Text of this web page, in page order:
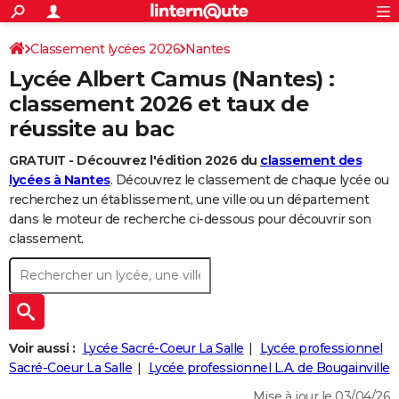
ACTUALITÉS
Politique
Société
Faits Divers
Education
Monde
Villes
+
SPORT
Coupe du monde 2026
Football
Tennis
Cyclisme
Rugby
Forum
CULTURE
Programme TV
TNT
Streaming
Cinéma
Sorties cinéma
Musique
+
FINANCE
Retraite
Impôts
Epargne
Immobilier
Risques naturels par ville
Banque
Assurance
Crédit
AUTO
Essais
Réserver un essai
Citadines
Berlines
SUV
Forum auto
+
HIGH-TECH
Mobiles
Meilleur smartphone
Internet
Ordinateurs
Jeux vidéo
Guide high-tech
+
BRICOLAGE
Forum
Aménagement intérieur
Extérieur
Cuisine
Salle de bains
Jardinage
Rangement
WEEK-END
Guides de France
Escapades
Patrimoine
Expositions
Musées
Week-end nature
+LIFESTYLE
Art de vivre
Bien-être
Loisirs
Mode
Modes de vie
+SANTE
S'inscrire
Connexion
Classement lycées 2026 Nantes
Lycée Albert Camus (Nantes) :
classement 2026 et taux de
réussite au bac
GRATUIT - Découvrez l'édition 2026 du classement des
lycées à Nantes. Découvrez le classement de chaque lycée ou
recherchez un établissement, une ville ou un département
dans le moteur de recherche ci-dessous pour découvrir son
classement.
Voir aussi : Lycée Sacré-Coeur La Salle
Lycée professionnel
Sacré-Coeur La Salle
Lycée professionnel L.A. de Bougainville